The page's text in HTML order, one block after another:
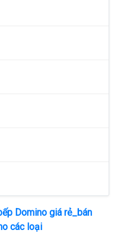
Domino giá rẻ_bán
các loại